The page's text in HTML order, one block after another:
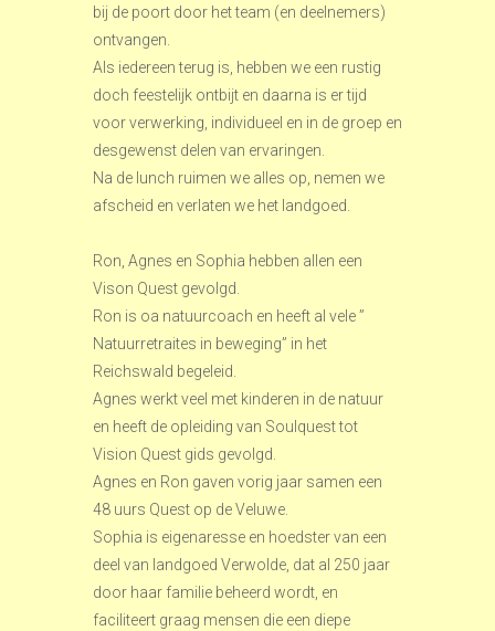
bij de poort door het team (en deelnemers)
ontvangen.
Als iedereen terug is, hebben we een rustig
doch feestelijk ontbijt en daarna is er tijd
voor verwerking, individueel en in de groep en
desgewenst delen van ervaringen.
Na de lunch ruimen we alles op, nemen we
afscheid en verlaten we het landgoed.
Ron, Agnes en Sophia hebben allen een
Vison Quest gevolgd.
Ron is oa natuurcoach en heeft al vele ”
Natuurretraites in beweging” in het
Reichswald begeleid.
Agnes werkt veel met kinderen in de natuur
en heeft de opleiding van Soulquest tot
Vision Quest gids gevolgd.
Agnes en Ron gaven vorig jaar samen een
48 uurs Quest op de Veluwe.
Sophia is eigenaresse en hoedster van een
deel van landgoed Verwolde, dat al 250 jaar
door haar familie beheerd wordt, en
faciliteert graag mensen die een diepe